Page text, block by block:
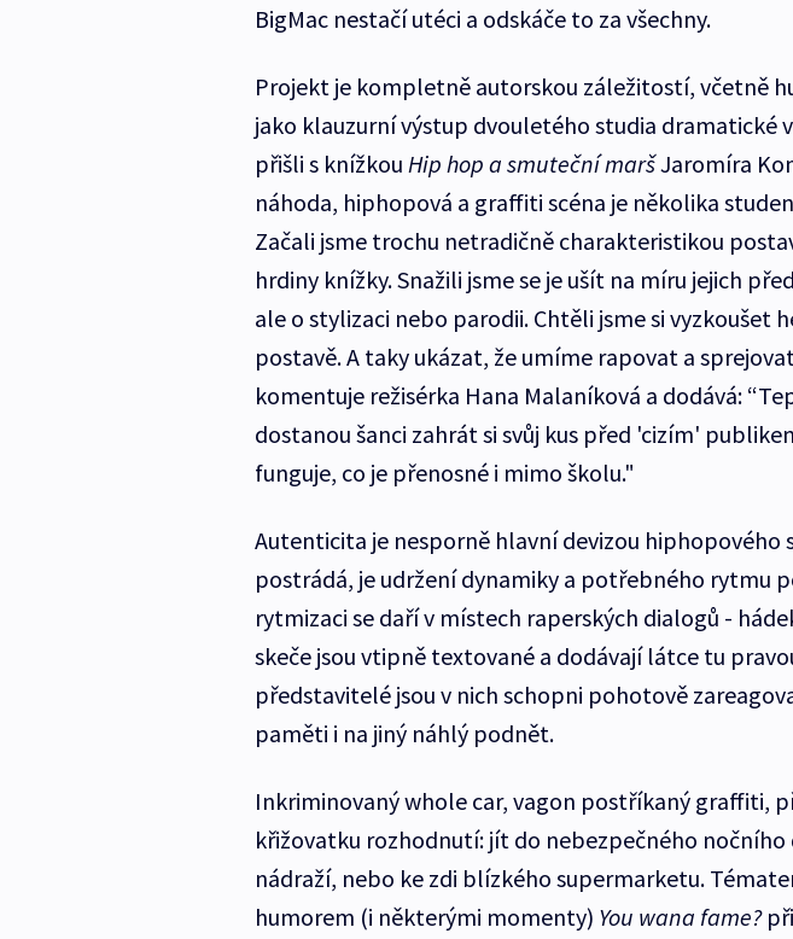
BigMac nestačí utéci a odskáče to za všechny.
Projekt je kompletně autorskou záležitostí, včetně
jako klauzurní výstup dvouletého studia dramatické
přišli s knížkou Hip hop a smuteční maršJaromíra
náhoda, hiphopová a graffiti scéna je několika
Začali jsme trochu netradičně charakteristikou
hrdiny knížky. Snažili jsme se je ušít na míru jejich
ale o stylizaci nebo parodii. Chtěli jsme si vyzkoušet
postavě. A taky ukázat, že umíme rapovat a
komentuje režisérka Hana Malaníková a dodává:
dostanou šanci zahrát si svůj kus před 'cizím'
funguje, co je přenosné i mimo školu."
Autenticita je nesporně hlavní devizou hiphopového
postrádá, je udržení dynamiky a potřebného rytmu
rytmizaci se daří v místech raperských dialogů -
skeče jsou vtipně textované a dodávají látce tu
představitelé jsou v nich schopni pohotově
paměti i na jiný náhlý podnět.
Inkriminovaný whole car, vagon postříkaný graffiti,
křižovatku rozhodnutí: jít do nebezpečného
nádraží, nebo ke zdi blízkého supermarketu.
humorem (i některými momenty) You wana fame?